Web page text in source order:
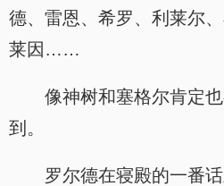
德、雷恩、希罗、利莱尔
莱因……
像神树和塞格尔肯定
到。
罗尔德在寝殿的一番